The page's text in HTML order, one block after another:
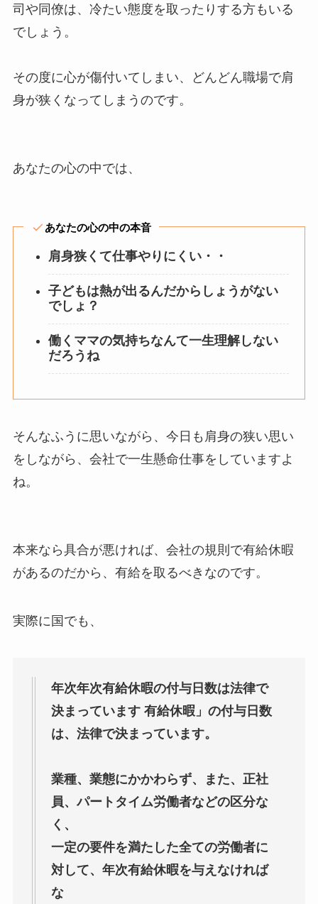
司や同僚は、冷たい態度を取ったりする方もいる
でしょう。
その度に心が傷付いてしまい、どんどん職場で肩
身が狭くなってしまうのです。
あなたの心の中では、
あなたの心の中の本音
肩身狭くて仕事やりにくい・・
子どもは熱が出るんだからしょうがない
でしょ？
働くママの気持ちなんて一生理解しない
だろうね
そんなふうに思いながら、今日も肩身の狭い思い
をしながら、会社で一生懸命仕事をしていますよ
ね。
本来なら具合が悪ければ、会社の規則で有給休暇
があるのだから、有給を取るべきなのです。
実際に国でも、
年次年次有給休暇の付与日数は法律で
決まっています 有給休暇」の付与日数
は、法律で決まっています。
業種、業態にかかわらず、また、正社
員、パートタイム労働者などの区分な
く、
一定の要件を満たした全ての労働者に
対して、年次有給休暇を与えなければ
な